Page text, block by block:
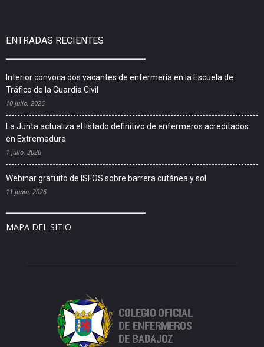
ENTRADAS RECIENTES
Interior convoca dos vacantes de enfermería en la Escuela de
Tráfico de la Guardia Civil
10 julio, 2026
La Junta actualiza el listado definitivo de enfermeros acreditados
en Extremadura
1 julio, 2026
Webinar gratuito de ISFOS sobre barrera cutánea y sol
11 junio, 2026
MAPA DEL SITIO